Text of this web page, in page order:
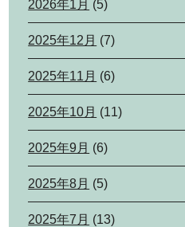
2026年1月 (5)
2025年12月 (7)
2025年11月 (6)
2025年10月 (11)
2025年9月 (6)
2025年8月 (5)
2025年7月 (13)